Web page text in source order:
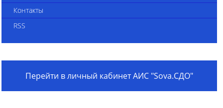
Контакты
RSS
Перейти в личный кабинет АИС "Sova.СДО"